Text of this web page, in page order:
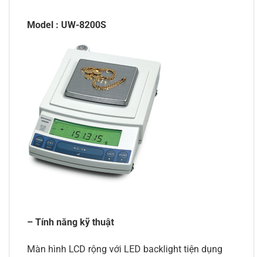
Model : UW-8200S
– Tính năng kỹ thuật
Màn hình LCD rộng với LED backlight tiện dụng